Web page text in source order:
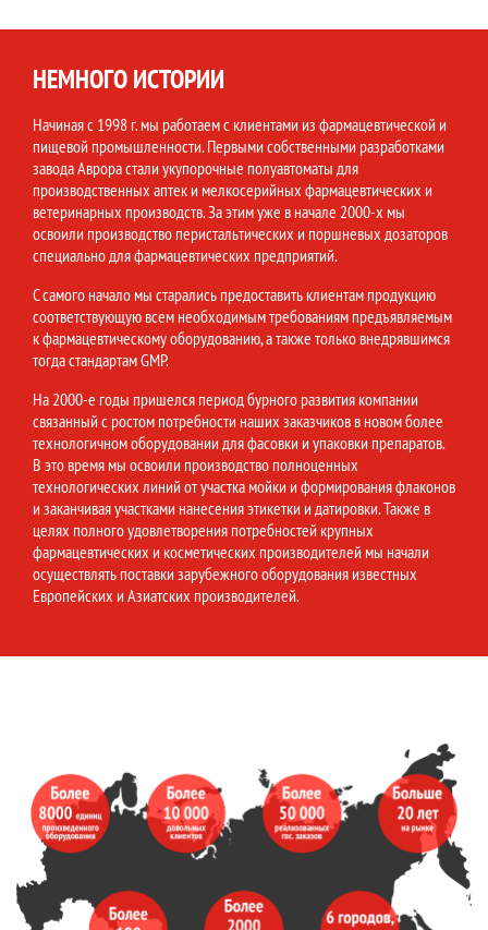
НЕМНОГО ИСТОРИИ
Начиная с 1998 г. мы работаем с клиентами из фармацевтической и
пищевой промышленности. Первыми собственными разработками
завода Аврора стали укупорочные полуавтоматы для
производственных аптек и мелкосерийных фармацевтических и
ветеринарных производств. За этим уже в начале 2000-х мы
освоили производство перистальтических и поршневых дозаторов
специально для фармацевтических предприятий.
С самого начало мы старались предоставить клиентам продукцию
соответствующую всем необходимым требованиям предъявляемым
к фармацевтическому оборудованию, а также только внедрявшимся
тогда стандартам GMP.
На 2000-е годы пришелся период бурного развития компании
связанный с ростом потребности наших заказчиков в новом более
технологичном оборудовании для фасовки и упаковки препаратов.
В это время мы освоили производство полноценных
технологических линий от участка мойки и формирования флаконов
и заканчивая участками нанесения этикетки и датировки. Также в
целях полного удовлетворения потребностей крупных
фармацевтических и косметических производителей мы начали
осуществлять поставки зарубежного оборудования известных
Европейских и Азиатских производителей.